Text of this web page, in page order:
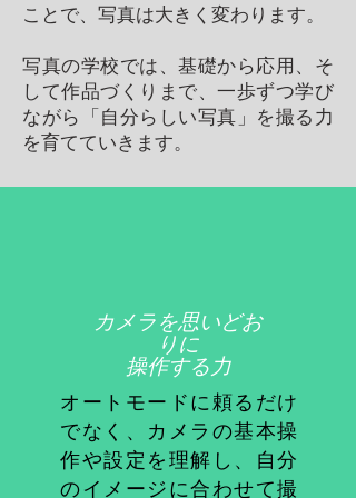
ことで、写真は大きく変わります。
写真の学校では、基礎から応用、そ
して作品づくりまで、一歩ずつ学び
ながら「自分らしい写真」を撮る力
を育てていきます。
カメラを思いどお
りに
操作する力
オートモードに頼るだけ
でなく、カメラの基本操
作や設定を理解し、自分
のイメージに合わせて撮